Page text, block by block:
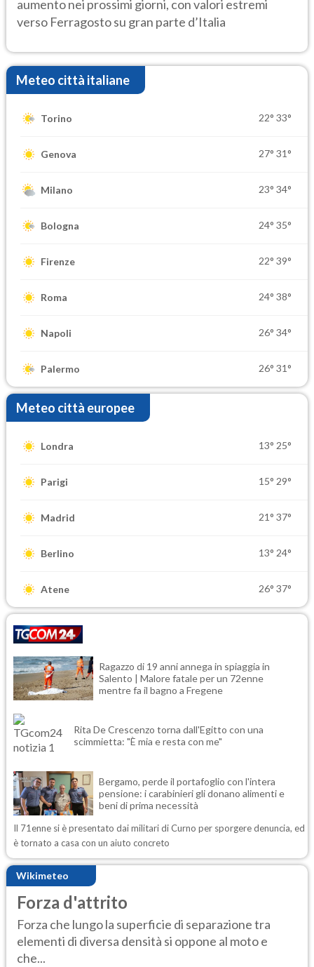
aumento nei prossimi giorni, con valori estremi
verso Ferragosto su gran parte d’Italia
Meteo città italiane
Torino 22° 33°
Genova 27° 31°
Milano 23° 34°
Bologna 24° 35°
Firenze 22° 39°
Roma 24° 38°
Napoli 26° 34°
Palermo 26° 31°
Meteo città europee
Londra 13° 25°
Parigi 15° 29°
Madrid 21° 37°
Berlino 13° 24°
Atene 26° 37°
Ragazzo di 19 anni annega in spiaggia in
Salento | Malore fatale per un 72enne
mentre fa il bagno a Fregene
Rita De Crescenzo torna dall'Egitto con una
scimmietta: "È mia e resta con me"
Bergamo, perde il portafoglio con l'intera
pensione: i carabinieri gli donano alimenti e
beni di prima necessità
Il 71enne si è presentato dai militari di Curno per sporgere denuncia, ed
è tornato a casa con un aiuto concreto
Wikimeteo
Forza d'attrito
Forza che lungo la superficie di separazione tra
elementi di diversa densità si oppone al moto e
che...